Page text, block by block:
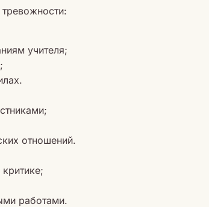
учителя;
отношений.
работами.